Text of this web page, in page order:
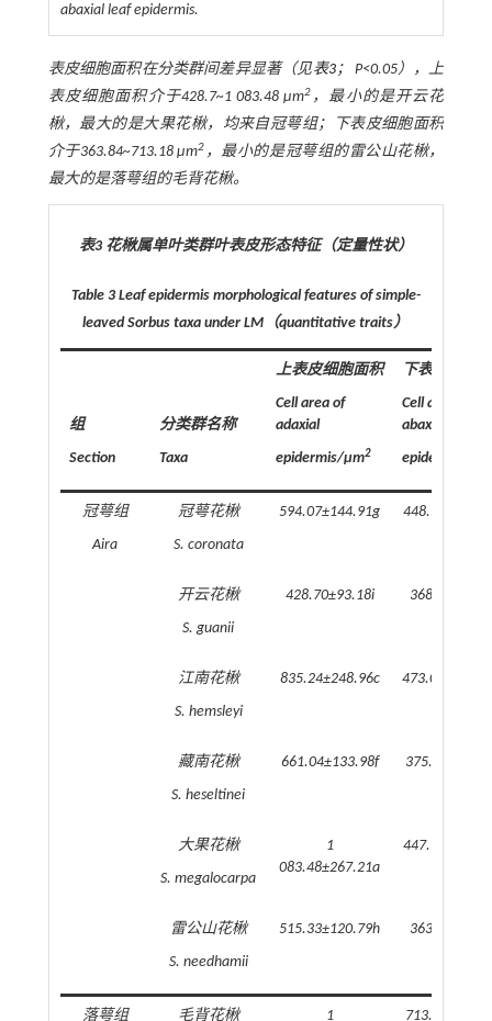
abaxial leaf epidermis.
表皮细胞面积在分类群间差异显著（见表3； P<0.05），上
表皮细胞面积介于428.7~1 083.48 μm2 ，最小的是开云花
楸，最大的是大果花楸，均来自冠萼组；下表皮细胞面积
介于363.84~713.18 μm2 ，最小的是冠萼组的雷公山花楸，
最大的是落萼组的毛背花楸。
表3 花楸属单叶类群叶表皮形态特征（定量性状）
Table 3Leaf epidermis morphological features of simple-
leavedSorbus taxa under LM （quantitative traits）
组
Section
分类群名称
Taxa
上表皮细胞面积
Cell area of
adaxial
epidermis/μm2
下表皮细胞
Cell area of
abaxial
epidermis/μm
冠萼组
Aira
冠萼花楸
S. coronata
594.07±144.91g
开云花楸
S. guanii
428.70±93.18i
江南花楸
S. hemsleyi
835.24±248.96c
藏南花楸
S. heseltinei
661.04±133.98f
大果花楸
S. megalocarpa
1
083.48±267.21a
雷公山花楸
S. needhamii
515.33±120.79h
落萼组 毛背花楸 1